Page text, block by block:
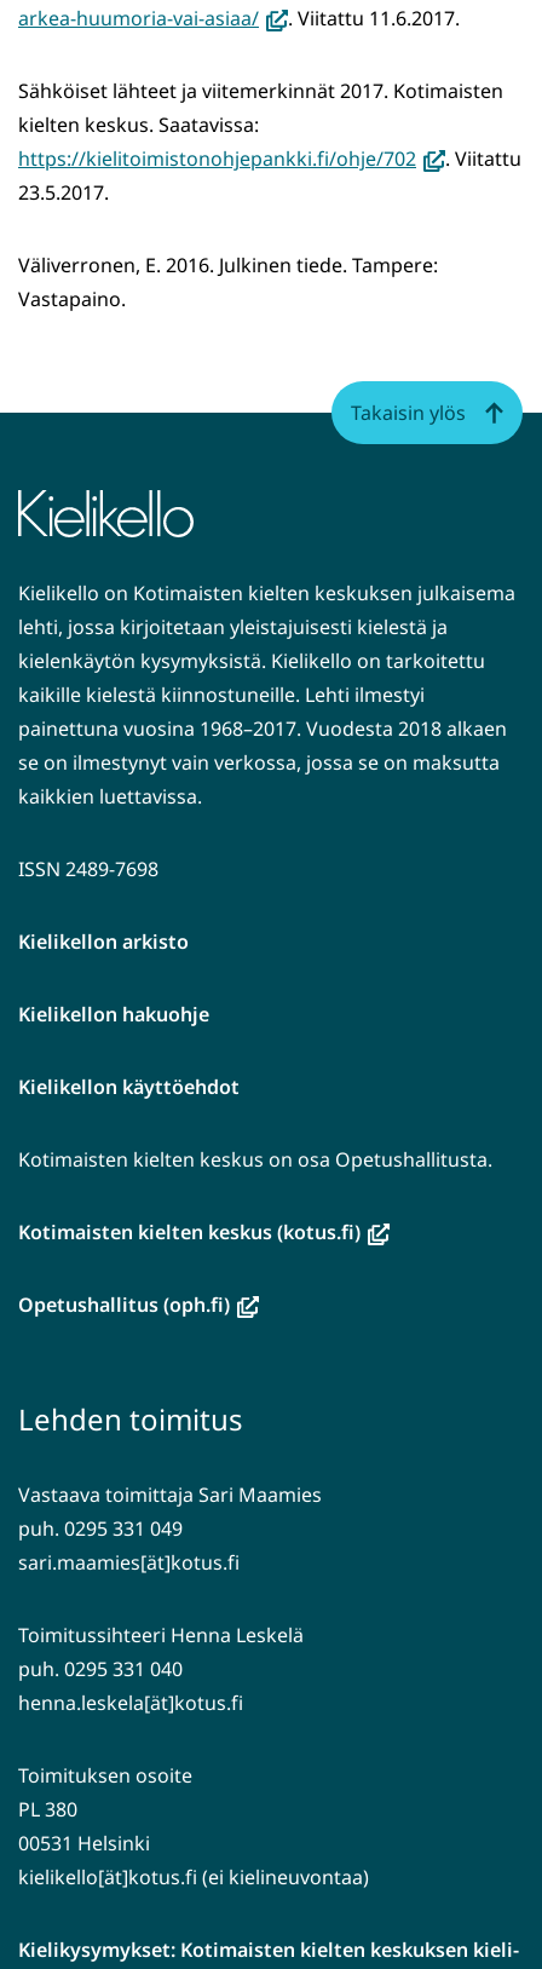
arkea-huumoria-vai-asiaa/(avautuu
ikkunaan,
toiseen
. Viitattu 11.6.2017.
Sähköiset lähteet ja viitemerkinnät 2017. Kotimaisten
kielten keskus. Saatavissa:
https://kielitoimistonohjepankki.fi/ohje/702 (avautuu
siirryt
. Viitattu
23.5.2017.
Väliverronen, E. 2016. Julkinen tiede. Tampere:
Vastapaino.
Kielikello on Kotimaisten kielten keskuksen julkaisema
lehti, jossa kirjoitetaan yleistajuisesti kielestä ja
kielenkäytön kysymyksistä. Kielikello on tarkoitettu
kaikille kielestä kiinnostuneille. Lehti ilmestyi
painettuna vuosina 1968–2017. Vuodesta 2018 alkaen
se on ilmestynyt vain verkossa, jossa se on maksutta
kaikkien luettavissa.
ISSN 2489-7698
Kielikellon arkisto
Kielikellon hakuohje
Kielikellon käyttöehdot
Kotimaisten kielten keskus on osa Opetushallitusta.
Kotimaisten kielten keskus (kotus.fi)(avautuu
Opetushallitus (oph.fi)(avautuu
toiseen
Lehden toimitus
Vastaava toimittaja Sari Maamies
puh. 0295 331 049
sari.maamies[ät]kotus.fi
Toimitussihteeri Henna Leskelä
puh. 0295 331 040
henna.leskela[ät]kotus.fi
Toimituksen osoite
PL 380
00531 Helsinki
kielikello[ät]kotus.fi (ei kielineuvontaa)
Kielikysymykset: Kotimaisten kielten keskuksen kieli-
Takaisin ylös